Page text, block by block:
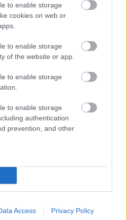
to enable storage
cookies on web or
to enable storage
of the website or app.
to enable storage
to enable storage
authentication
prevention, and other
Access Privacy Policy
1
kulcsembert csábított át
a Red Bull
még erre jön egy sérülés,
nap volt.” Bár az első
is káoszt okozott Las
mi történt Liammel
hogy Bortoleto,